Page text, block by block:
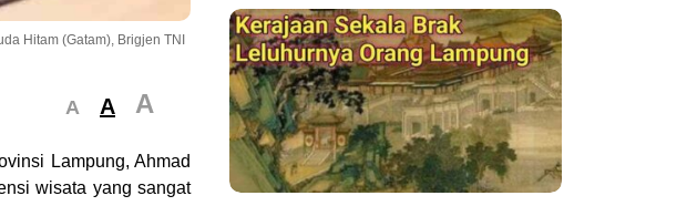
Hitam (Gatam), Brigjen TNI
A A A
Lampung, Ahmad
wisata yang sangat